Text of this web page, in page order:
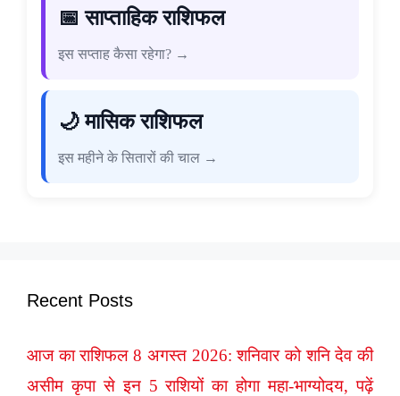
📅 साप्ताहिक राशिफल
इस सप्ताह कैसा रहेगा? →
🌙 मासिक राशिफल
इस महीने के सितारों की चाल →
Recent Posts
आज का राशिफल 8 अगस्त 2026: शनिवार को शनि देव की
असीम कृपा से इन 5 राशियों का होगा महा-भाग्योदय, पढ़ें